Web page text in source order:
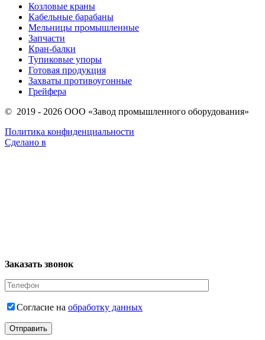
Козловые краны
Кабельные барабаны
Мельницы промышленные
Запчасти
Кран-балки
Тупиковые упоры
Готовая продукция
Захваты противоугонные
Грейфера
© 2019 - 2026 ООО «Завод промышленного оборудования»
Политика конфиденциальности
Сделано в
Заказать звонок
Согласие на обработку данных